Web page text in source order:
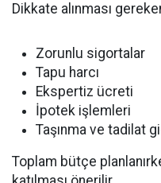
Dikkate alınması
Zorunlu sigortalar
Tapu harcı
Ekspertiz ücreti
İpotek işlemleri
Taşınma ve tadilat
Toplam bütçe